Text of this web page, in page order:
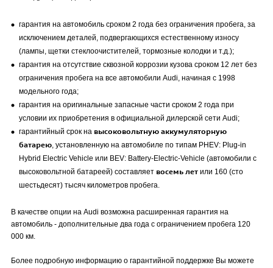
гарантия на автомобиль сроком 2 года без ограничения пробега, за
исключением деталей, подвергающихся естественному износу
(лампы, щетки стеклоочистителей, тормозные колодки и т.д.);
гарантия на отсутствие сквозной коррозии кузова сроком 12 лет без
ограничения пробега на все автомобили Audi, начиная с 1998
модельного года;
гарантия на оригинальные запасные части сроком 2 года при
условии их приобретения в официальной дилерской сети Audi;
гарантийный срок на высоковольтную аккумуляторную
батарею, установленную на автомобиле по типам PHEV: Plug-in
Hybrid Electric Vehicle или BEV: Battery-Electric-Vehicle (автомобили с
высоковольтной батареей) составляетвосемь летили 160 (сто
шестьдесят) тысяч километров пробега.
В качестве опции на Audi возможна расширенная гарантия на
автомобиль - дополнительные два года с ограничением пробега 120
000 км.
Более подробную информацию о гарантийной поддержке Вы можете